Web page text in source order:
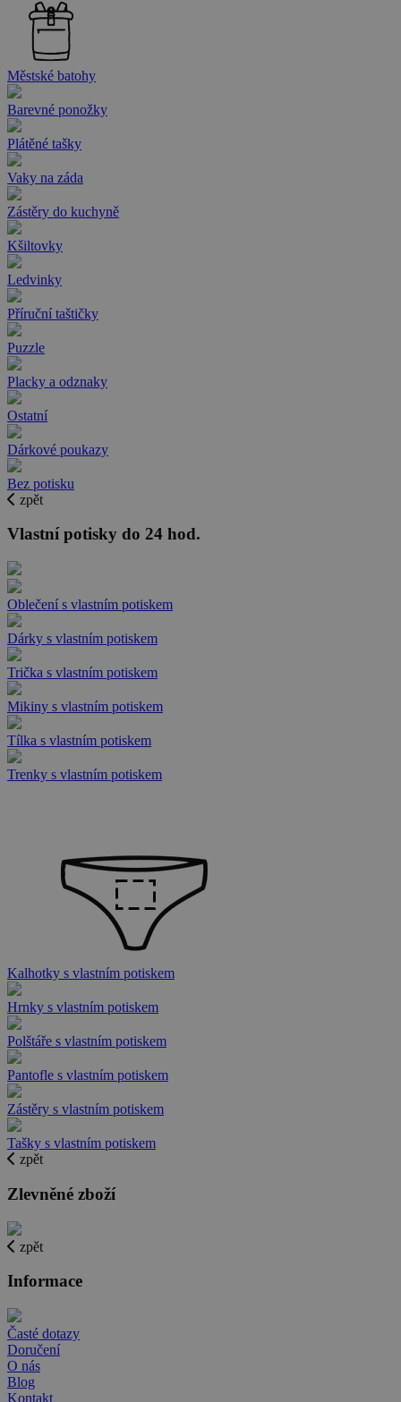
Městské batohy
Barevné ponožky
Plátěné tašky
Vaky na záda
Zástěry do kuchyně
Kšiltovky
Ledvinky
Příruční taštičky
Puzzle
Placky a odznaky
Ostatní
Dárkové poukazy
Bez potisku
zpět
Vlastní potisky do 24 hod.
Oblečení s vlastním potiskem
Dárky s vlastním potiskem
Trička s vlastním potiskem
Mikiny s vlastním potiskem
Tílka s vlastním potiskem
Trenky s vlastním potiskem
Kalhotky s vlastním potiskem
Hrnky s vlastním potiskem
Polštáře s vlastním potiskem
Pantofle s vlastním potiskem
Zástěry s vlastním potiskem
Tašky s vlastním potiskem
zpět
Zlevněné zboží
zpět
Informace
Časté dotazy
Doručení
O nás
Blog
Kontakt